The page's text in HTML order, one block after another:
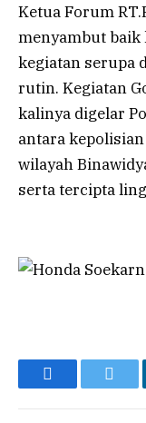
Ketua Forum
menyambut baik
kegiatan serupa
rutin. Kegiatan
kalinya digelar
antara
wilayah
serta tercipta
Facebook